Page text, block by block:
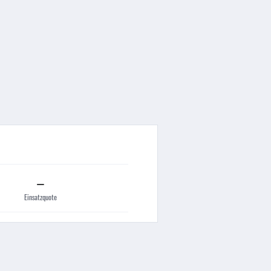
–
Einsatzquote